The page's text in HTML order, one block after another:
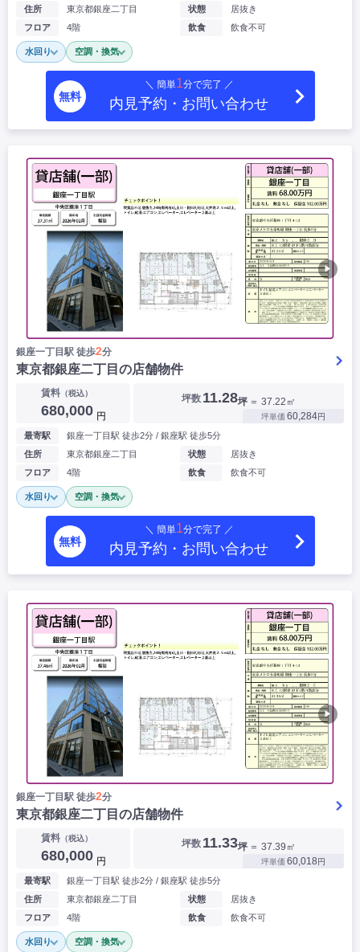
住所
東京都銀座二丁目
フロア
4階
状態
居抜き
飲食
飲食不可
水回り 空調・換気
無料
＼ 簡単1分で完了 ／
内見予約・お問い合わせ
▶
銀座一丁目駅 徒歩2分
東京都銀座二丁目の店舗物件
賃料（税込）
680,000 円
坪数 11.28坪 ＝ 37.22㎡
坪単価 60,284円
最寄駅
銀座一丁目駅 徒歩2分 / 銀座駅 徒歩5分
住所
東京都銀座二丁目
フロア
4階
状態
居抜き
飲食
飲食不可
水回り 空調・換気
無料
＼ 簡単1分で完了 ／
内見予約・お問い合わせ
▶
銀座一丁目駅 徒歩2分
東京都銀座二丁目の店舗物件
賃料（税込）
680,000 円
坪数 11.33坪 ＝ 37.39㎡
坪単価 60,018円
最寄駅
銀座一丁目駅 徒歩2分 / 銀座駅 徒歩5分
住所
東京都銀座二丁目
フロア
4階
状態
居抜き
飲食
飲食不可
水回り 空調・換気